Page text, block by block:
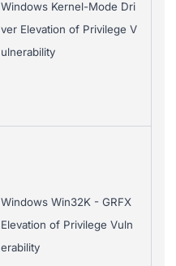
Windows Kernel-Mode Dri
ver Elevation of Privilege V
ulnerability
Windows Win32K - GRFX
Elevation of Privilege Vuln
erability